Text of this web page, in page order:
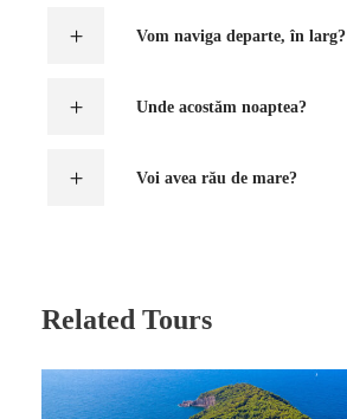
Vom naviga departe, în larg?
Unde acostăm noaptea?
Voi avea rău de mare?
Related Tours